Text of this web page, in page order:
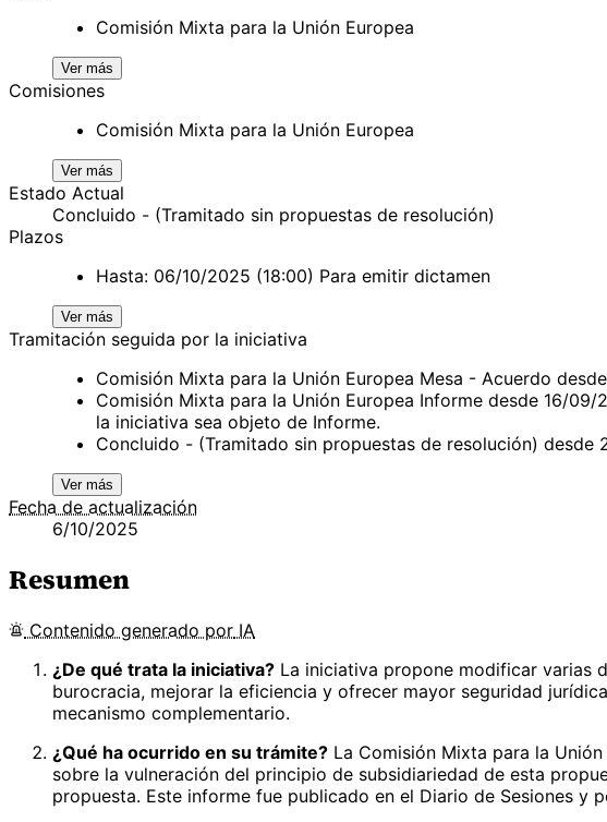
Comisión Mixta para la Unión Europea
Ver más
Comisiones
Comisión Mixta para la Unión Europea
Ver más
Estado Actual
Concluido - (Tramitado sin propuestas de resolución)
Plazos
Hasta: 06/10/2025 (18:00) Para emitir dictamen
Ver más
Tramitación seguida por la iniciativa
Comisión Mixta para la Unión Europea Mesa - Acuerdo
Comisión Mixta para la Unión Europea Informe desde 16/
la iniciativa sea objeto de Informe.
Concluido - (Tramitado sin propuestas de resolución) desde
Ver más
Fecha de actualización
6/10/2025
Resumen
Contenido generado por IA
¿De qué trata la iniciativa? La iniciativa propone modificar varias
burocracia, mejorar la eficiencia y ofrecer mayor seguridad
mecanismo complementario.
¿Qué ha ocurrido en su trámite? La Comisión Mixta para la
sobre la vulneración del principio de subsidiariedad de esta
propuesta. Este informe fue publicado en el Diario de Sesiones y